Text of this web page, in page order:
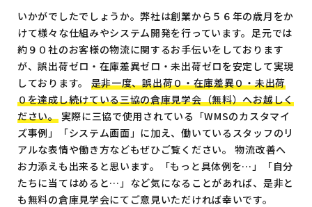
いかがでしたでしょうか。弊社は創業から５６年の歳月をか
けて様々な仕組みやシステム開発を行っています。足元では
約９０社のお客様の物流に関するお手伝いをしております
が、誤出荷ゼロ・在庫差異ゼロ・未出荷ゼロを安定して実現
しております。 是非一度、誤出荷０・在庫差異０・未出荷
０を達成し続けている三協の倉庫見学会（無料）へお越しく
ださい。実際に三協で使用されている「WMSのカスタマイ
ズ事例」「システム画面」に加え、働いているスタッフのリ
アルな表情や働き方などもぜひご覧ください。 物流改善へ
お力添えも出来ると思います。「もっと具体例を…」「自分
たちに当てはめると…」など気になることがあれば、是非と
も無料の倉庫見学会にてご意見いただければ幸いです。